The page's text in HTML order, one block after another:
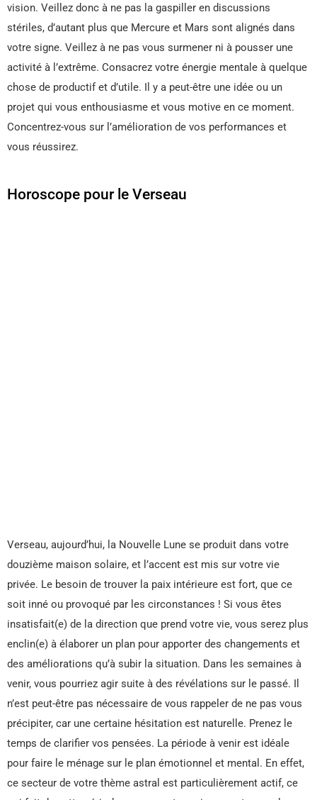
vision. Veillez donc à ne pas la gaspiller en discussions
stériles, d’autant plus que Mercure et Mars sont alignés dans
votre signe. Veillez à ne pas vous surmener ni à pousser une
activité à l’extrême. Consacrez votre énergie mentale à quelque
chose de productif et d’utile. Il y a peut-être une idée ou un
projet qui vous enthousiasme et vous motive en ce moment.
Concentrez-vous sur l’amélioration de vos performances et
vous réussirez.
Horoscope pour le Verseau
Verseau, aujourd’hui, la Nouvelle Lune se produit dans votre
douzième maison solaire, et l’accent est mis sur votre vie
privée. Le besoin de trouver la paix intérieure est fort, que ce
soit inné ou provoqué par les circonstances ! Si vous êtes
insatisfait(e) de la direction que prend votre vie, vous serez plus
enclin(e) à élaborer un plan pour apporter des changements et
des améliorations qu’à subir la situation. Dans les semaines à
venir, vous pourriez agir suite à des révélations sur le passé. Il
n’est peut-être pas nécessaire de vous rappeler de ne pas vous
précipiter, car une certaine hésitation est naturelle. Prenez le
temps de clarifier vos pensées. La période à venir est idéale
pour faire le ménage sur le plan émotionnel et mental. En effet,
ce secteur de votre thème astral est particulièrement actif, ce